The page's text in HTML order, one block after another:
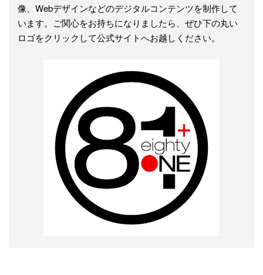
像、Webデザインなどのデジタルコンテンツを制作して
います。ご関心をお持ちになりましたら、ぜひ下の丸い
ロゴをクリックして公式サイトへお越しください。